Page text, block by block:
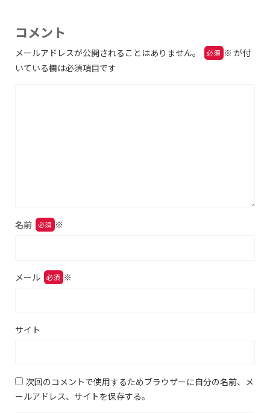
コメント
メールアドレスが公開されることはありません。 ※ が付
いている欄は必須項目です
名前 ※
メール ※
サイト
次回のコメントで使用するためブラウザーに自分の名前、メ
ールアドレス、サイトを保存する。